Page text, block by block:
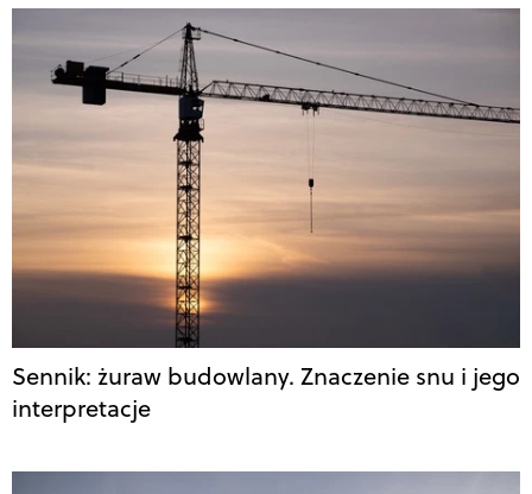
Sennik: żuraw budowlany. Znaczenie snu i jego
interpretacje